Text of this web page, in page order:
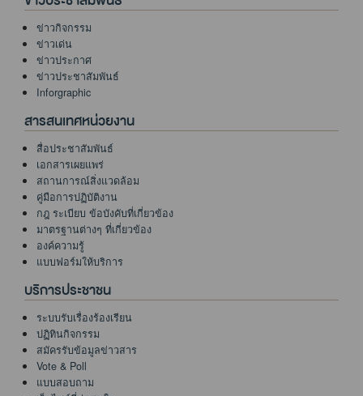
ข่าวกิจกรรม
ข่าวเด่น
ข่าวประกาศ
ข่าวประชาสัมพันธ์
Inforgraphic
สารสนเทศหน่วยงาน
สื่อประชาสัมพันธ์
เอกสารเผยแพร่
สถานการณ์สิ่งแวดล้อม
คู่มือการปฏิบัติงาน
กฎ ระเบียบ ข้อบังคับที่เกี่ยวข้อง
มาตรฐานต่างๆ ที่เกี่ยวข้อง
องค์ความรู้
แบบฟอร์มให้บริการ
บริการประชาชน
ระบบรับเรื่องร้องเรียน
ปฏิทินกิจกรรม
สมัครรับข้อมูลข่าวสาร
Vote & Poll
แบบสอบถาม